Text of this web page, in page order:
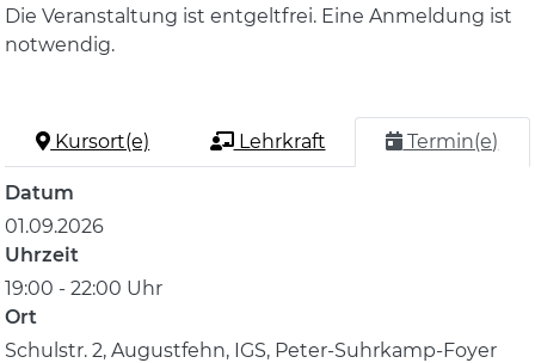
Die Veranstaltung ist entgeltfrei. Eine Anmeldung ist
notwendig.
Kursort(e) Lehrkraft Termin(e)
Datum
01.09.2026
Uhrzeit
19:00 - 22:00 Uhr
Ort
Schulstr. 2, Augustfehn, IGS, Peter-Suhrkamp-Foyer